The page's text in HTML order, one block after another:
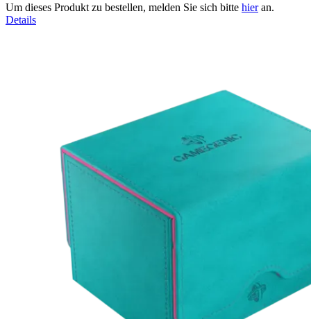
Um dieses Produkt zu bestellen, melden Sie sich bitte hieran.
Details